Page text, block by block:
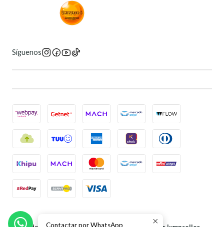
Síguenos
2026 Universo 6 Manga Store.
Contactar por WhatsApp